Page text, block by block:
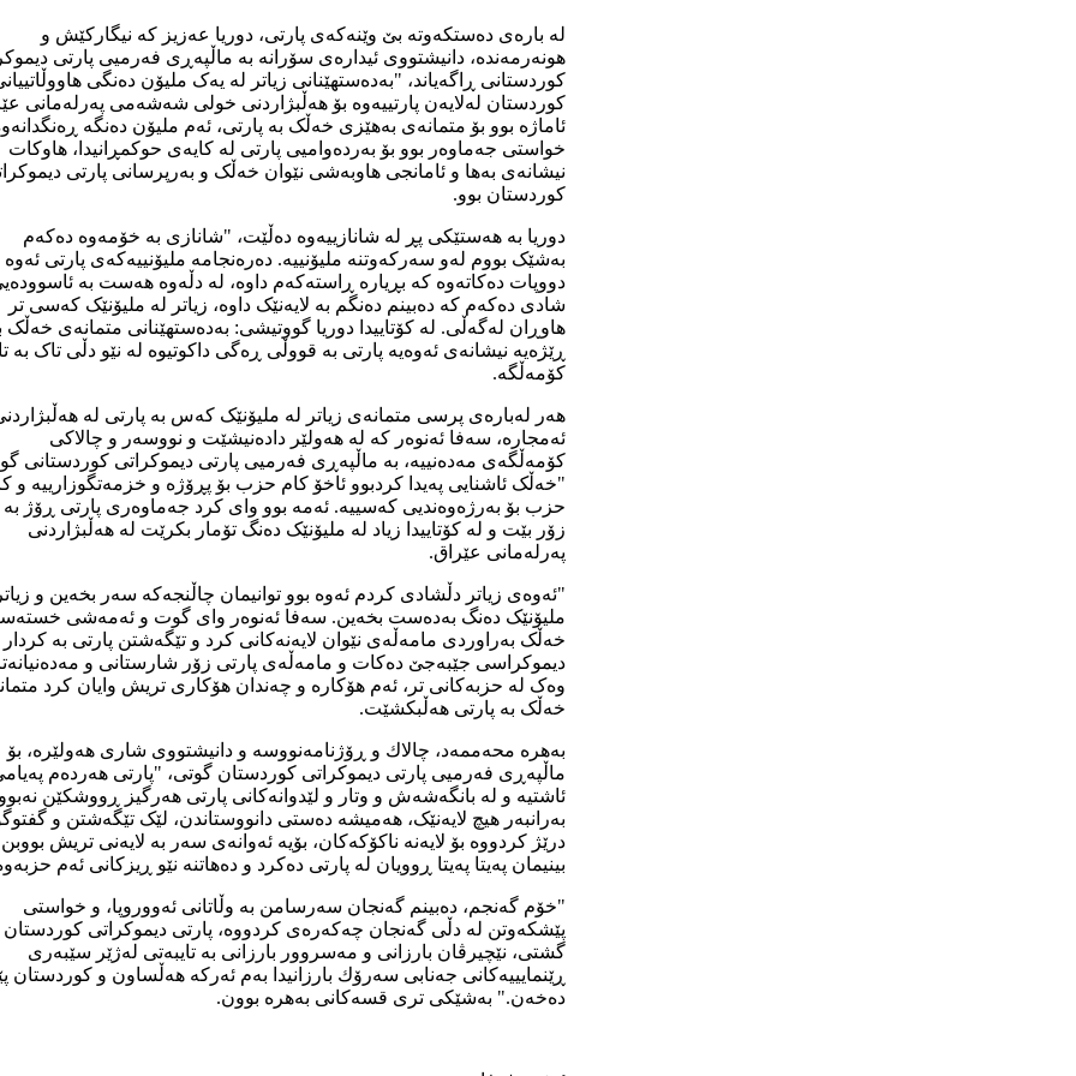
لە بارەی دەستکەوتە بێ وێنەکەی پارتی، دوریا عەزیز کە نیگارکێش و
هونەرمەندە، دانیشتووی ئیدارەی سۆرانە بە ماڵپەڕی فەرمیی پارتی
کوردستانی ڕاگەیاند، "بەدەستهێنانی زیاتر لە یەک ملیۆن دەنگی
کوردستان لەلایەن پارتییەوە بۆ هەڵبژاردنی خولی شەشەمی پەرلەمانی
ئاماژە بوو بۆ متمانەی بەهێزی خەڵک بە پارتی، ئەم ملیۆن دەنگە
خواستی جەماوەر بوو بۆ بەردەوامیی پارتی لە کایەی حوکمڕانیدا، هاوکات
نیشانەی بەها و ئامانجی هاوبەشی نێوان خەڵک و بەرپرسانی پارتی
کوردستان بوو.
دوریا بە هەستێكی پڕ لە شانازییەوە دەڵێت، "شانازی بە خۆمەوە دەکەم
بەشێک بووم لەو سەرکەوتنە ملیۆنییە. دەرەنجامە ملیۆنییەکەی پارتی ئەوە
دووپات دەکاتەوە کە بڕیارە ڕاستەکەم داوە، لە دڵەوە هەست بە
شادی دەکەم کە دەبینم دەنگم بە لایەنێک داوە، زیاتر لە ملیۆنێک کەسی تر
هاوڕان لەگەڵی. لە کۆتاییدا دوریا گووتیشی: بەدەستهێنانی متمانەی خەڵک
ڕێژەیە نیشانەی ئەوەیە پارتی بە قووڵی ڕەگی داکوتیوە لە نێو دڵی تاک بە
کۆمەڵگە. ‌
هەر لەبارەی پرسی متمانەی زیاتر لە ملیۆنێک کەس بە پارتی لە
ئەمجارە، سەفا ئەنوەر کە لە هەولێر دادەنیشێت و نووسەر و چالاکی
كۆمەڵگەی مەدەنییە، بە ماڵپەڕی فەرمیی پارتی دیموکراتی کوردستانی
"خەڵک ئاشنایی پەیدا کردبوو ئاخۆ کام حزب بۆ پڕۆژە و خزمەتگوزارییە و
حزب بۆ بەرژەوەندیی کەسییە. ئەمە بوو وای کرد جەماوەری پارتی ڕۆژ بە
زۆر بێت و لە کۆتاییدا زیاد لە ملیۆنێک دەنگ تۆمار بکرێت لە هەڵبژاردنی
پەرلەمانی عێراق.
"ئەوەی زیاتر دڵشادی کردم ئەوە بوو توانیمان چاڵنجەكە سەر بخەین و
ملیۆنێک دەنگ بەدەست بخەین. سەفا ئەنوەر وای گوت و ئەمەشی
خەڵک بەراوردی مامەڵەی نێوان لایەنەکانی کرد و تێگەشتن پارتی بە کردار
دیموکراسی جێبەجێ دەکات و مامەڵەی پارتی زۆر شارستانی و
وەک لە حزبەکانی تر، ئەم هۆکارە و چەندان هۆکاری تریش وایان کرد
خەڵک بە پارتی هەڵبکشێت.
بەهرە محەممەد، چالاك و ڕۆژنامەنووسە و دانیشتووی شاری هەولێرە، بۆ
ماڵپەڕی فەرمیی پارتی دیموکراتی کوردستان گوتی، "پارتی هەردەم
ئاشتیە و لە بانگەشەش و وتار و لێدوانەکانی پارتی هەرگیز ڕووشکێن
بەرانبەر هیچ لایەنێک، هەمیشە دەستی دانووستاندن، لێک تێگەشتن و
درێژ کردووە بۆ لایەنە ناکۆکەکان، بۆیە ئەوانەی سەر بە لایەنی تریش
بینیمان پەیتا پەیتا ڕوویان لە پارتی دەکرد و دەهاتنە نێو ڕیزکانی ئەم
"خۆم گەنجم، دەبینم گەنجان سەرسامن بە وڵاتانی ئەووروپا، و خواستی
پێشکەوتن لە دڵی گەنجان چەکەرەی کردووە، پارتی دیموکراتی کوردستان
گشتی، نێچیرڤان بارزانی و مەسروور بارزانی بە تایبەتی لەژێر سێبەری
ڕێنمایییەكانی جەنابی سەرۆك بارزانیدا بەم ئەرکە هەڵساون و کوردستان
دەخەن." بەشێكی تری قسەكانی بەهرە بوون.